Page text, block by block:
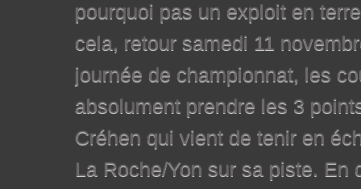
pourquoi pas un exploit en
cela, retour samedi 11
journée de championnat, les
absolument prendre les 3
Créhen qui vient de tenir en
La Roche/Yon sur sa piste. En